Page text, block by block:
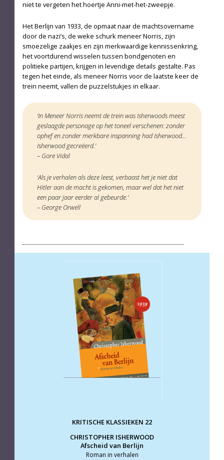
niet te vergeten het hoertje Anni-met-het-zweepje.
Het Berlijn van 1933, de opmaat naar de machtsovername
door de nazi’s, de weke schurk meneer Norris, zijn
smoezelige zaakjes en zijn merkwaardige kennissenkring,
het voortdurend wisselen tussen bondgenoten en
politieke partijen, krijgen in levendige details gestalte. Pas
tegen het einde, als meneer Norris voor de laatste keer de
trein neemt, vallen de puzzelstukjes in elkaar.
‘In Meneer Norris neemt de trein was Isherwoods meest
geslaagde personage op het toneel verschenen: zonder
ophef en zonder merkbare inspanning had Isherwood…
Isherwood gecreëerd.’
– Gore Vidal
‘Als je verhalen als deze leest, verbaast het je niet dat
Hitler aan de macht is gekomen, maar wel dat het niet
een paar jaar eerder al gebeurde.’
– George Orwell
KRITISCHE KLASSIEKEN 22
CHRISTOPHER ISHERWOOD
Afscheid van Berlijn
Roman in verhalen